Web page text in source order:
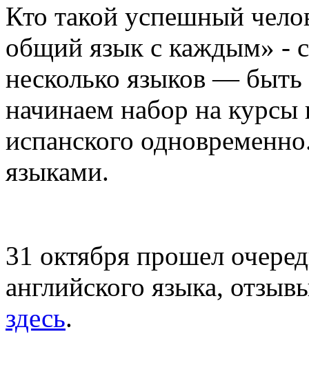
Кто такой успешный
общий язык с каждым» -
несколько языков —
начинаем набор на курсы
испанского
языками.
31 октября прошел
английского языка,
здесь.